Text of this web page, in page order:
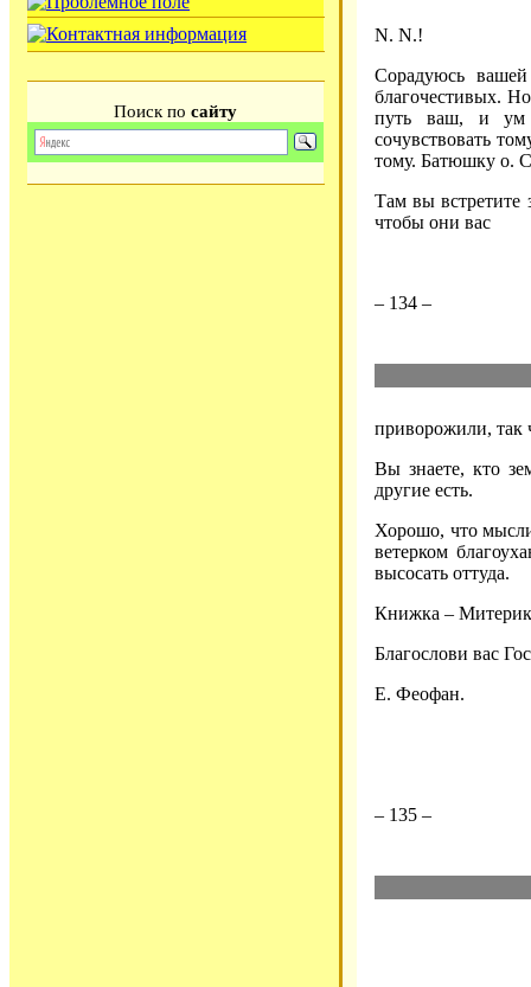
Поиск по сайту
N. N.!
Сорадуюсь
благочестивых.
путь ваш, и ум
сочувствовать
тому. Батюшку о.
Там вы
чтобы они вас
– 134 –
приворожили, так
Вы знаете, кто
другие есть.
Хорошо, что
ветерком
высосать оттуда.
Книжка –
Благослови вас
Е. Феофан.
– 135 –